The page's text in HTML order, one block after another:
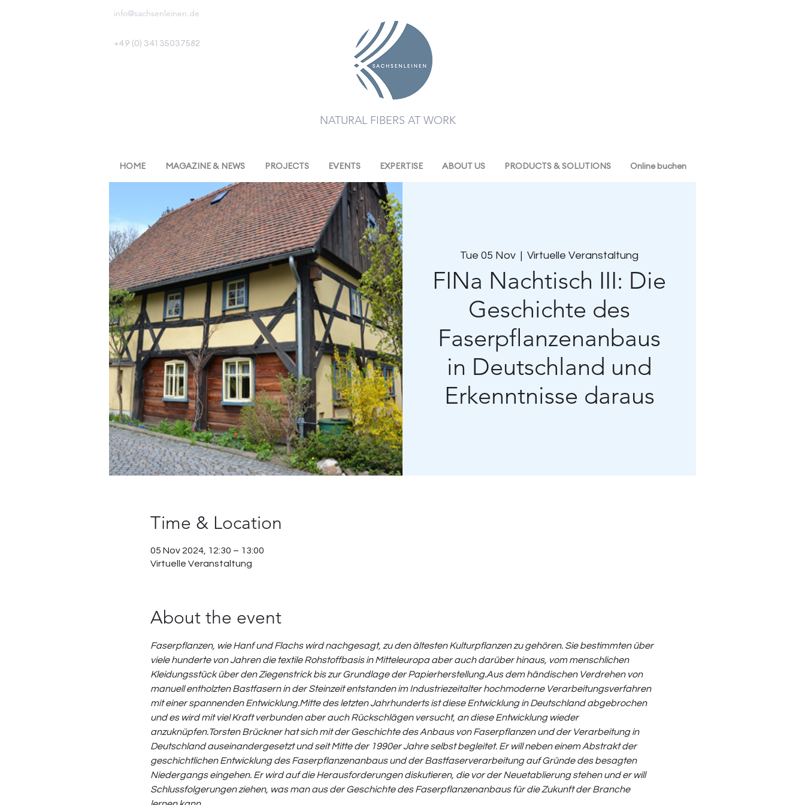
info@sachsenleinen.de
+49 (0) 341 35037582
NATURAL FIBERS AT WORK
HOME MAGAZINE & NEWS PROJECTS EVENTS EXPERTISE ABOUT US PRODUCTS & SOLUTIONS Online buchen
Tue 05 Nov
  |
Virtuelle Veranstaltung
FINa Nachtisch III: Die
Geschichte des
Faserpflanzenanbaus
in Deutschland und
Erkenntnisse daraus
Time & Location
05 Nov 2024, 12:30 – 13:00
Virtuelle Veranstaltung
About the event
Faserpflanzen, wie Hanf und Flachs wird nachgesagt, zu den ältesten Kulturpflanzen zu gehören. Sie bestimmten über
viele hunderte von Jahren die textile Rohstoffbasis in Mitteleuropa aber auch darüber hinaus, vom menschlichen
Kleidungsstück über den Ziegenstrick bis zur Grundlage der Papierherstellung.Aus dem händischen Verdrehen von
manuell entholzten Bastfasern in der Steinzeit entstanden im Industriezeitalter hochmoderne Verarbeitungsverfahren
mit einer spannenden Entwicklung.Mitte des letzten Jahrhunderts ist diese Entwicklung in Deutschland abgebrochen
und es wird mit viel Kraft verbunden aber auch Rückschlägen versucht, an diese Entwicklung wieder
anzuknüpfen.Torsten Brückner hat sich mit der Geschichte des Anbaus von Faserpflanzen und der Verarbeitung in
Deutschland auseinandergesetzt und seit Mitte der 1990er Jahre selbst begleitet. Er will neben einem Abstrakt der
geschichtlichen Entwicklung des Faserpflanzenanbaus und der Bastfaserverarbeitung auf Gründe des besagten
Niedergangs eingehen. Er wird auf die Herausforderungen diskutieren, die vor der Neuetablierung stehen und er will
Schlussfolgerungen ziehen, was man aus der Geschichte des Faserpflanzenanbaus für die Zukunft der Branche